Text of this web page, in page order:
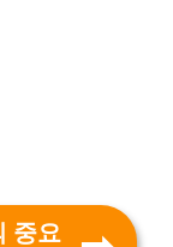
중요